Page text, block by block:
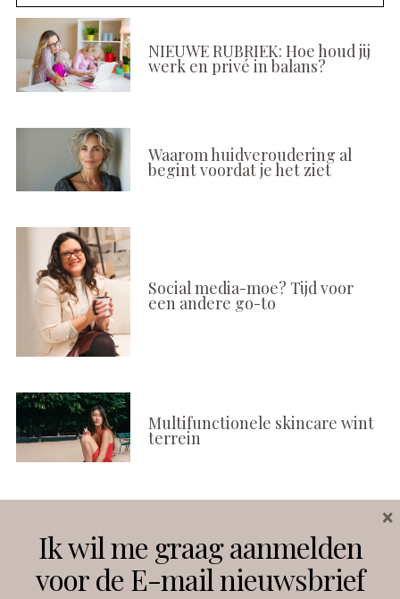
NIEUWE RUBRIEK: Hoe houd jij
werk en privé in balans?
Waarom huidveroudering al
begint voordat je het ziet
Social media-moe? Tijd voor
een andere go-to
Multifunctionele skincare wint
terrein
Instagram Facebook
Ik wil me graag aanmelden
voor de E-mail nieuwsbrief
×